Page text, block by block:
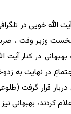
خویی در
ص ۲۰۶ـ۲۰۷) و بهبهانی نیز طی نامه ای
در کنار آیت
کرد. این اجتماع در
، ج ۳، ص ۲۰۸). هنگامی که آیت الله خمینی و مراجع تقلید،